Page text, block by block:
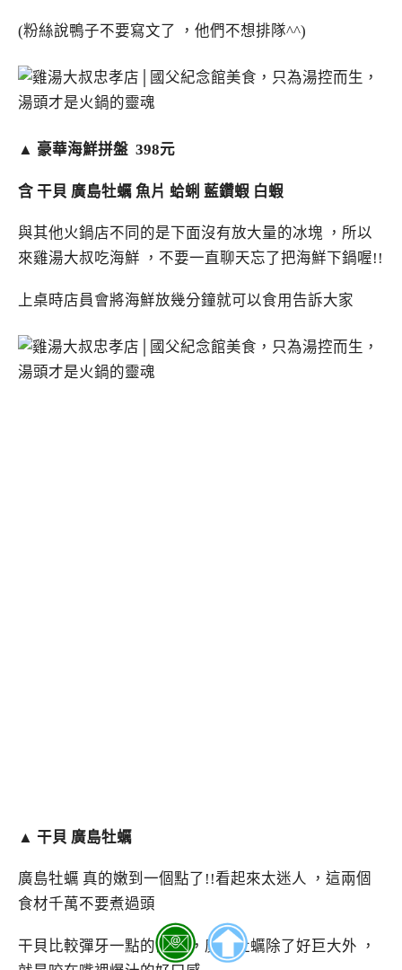
(粉絲說鴨子不要寫文了 ，他們不想排隊^^)
▲ 豪華海鮮拼盤 398元
含 干貝 廣島牡蠣 魚片 蛤蜊 藍鑽蝦 白蝦
與其他火鍋店不同的是下面沒有放大量的冰塊 ，所以
來雞湯大叔吃海鮮 ，不要一直聊天忘了把海鮮下鍋喔!!
上桌時店員會將海鮮放幾分鐘就可以食用告訴大家
▲ 干貝 廣島牡蠣
廣島牡蠣 真的嫩到一個點了!!看起來太迷人 ，這兩個
食材千萬不要煮過頭
干貝比較彈牙一點的口感 ，廣島牡蠣除了好巨大外 ，